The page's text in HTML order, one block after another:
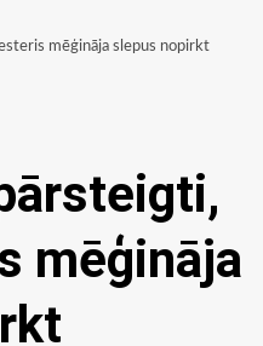
mēģināja slepus nopirkt
mēģināja